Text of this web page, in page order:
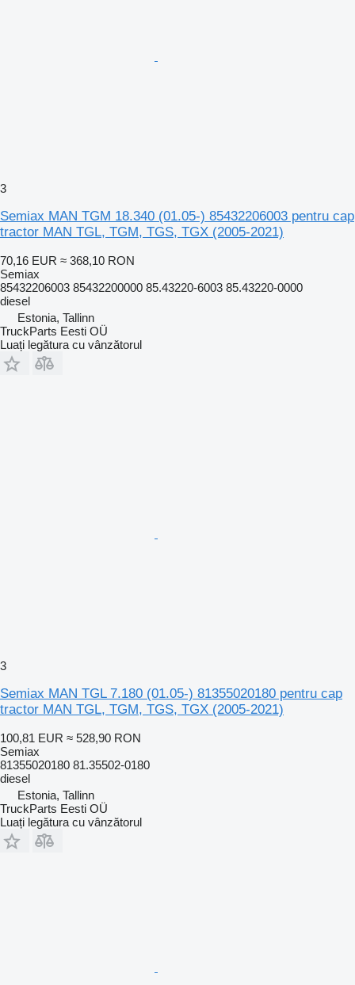
3
Semiax MAN TGM 18.340 (01.05-) 85432206003 pentru cap
tractor MAN TGL, TGM, TGS, TGX (2005-2021)
70,16 EUR ≈ 368,10 RON
Semiax
85432206003 85432200000 85.43220-6003 85.43220-0000
diesel
Estonia, Tallinn
TruckParts Eesti OÜ
Luați legătura cu vânzătorul
3
Semiax MAN TGL 7.180 (01.05-) 81355020180 pentru cap
tractor MAN TGL, TGM, TGS, TGX (2005-2021)
100,81 EUR ≈ 528,90 RON
Semiax
81355020180 81.35502-0180
diesel
Estonia, Tallinn
TruckParts Eesti OÜ
Luați legătura cu vânzătorul